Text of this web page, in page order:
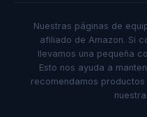
Nuestras páginas de
afiliado de Amazon. Si
llevamos una pequeña
Esto nos ayuda a
recomendamos